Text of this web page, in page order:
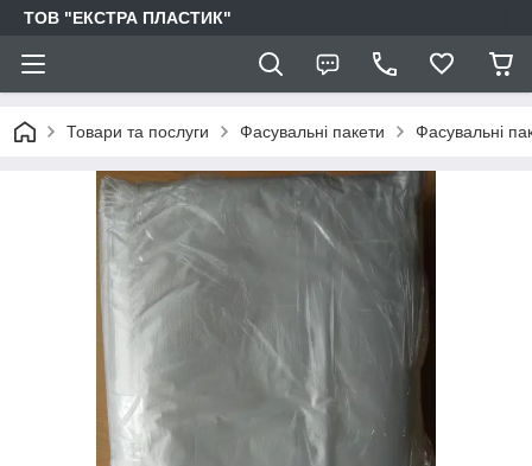
ТОВ "ЕКСТРА ПЛАСТИК"
Товари та послуги Фасувальні пакети Фасувальні